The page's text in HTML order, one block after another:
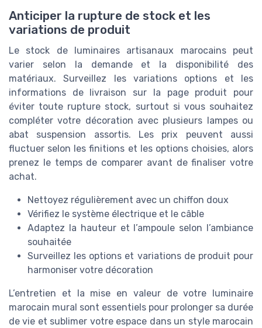
Anticiper la rupture de stock et les
variations de produit
Le stock de luminaires artisanaux marocains peut
varier selon la demande et la disponibilité des
matériaux. Surveillez les variations options et les
informations de livraison sur la page produit pour
éviter toute rupture stock, surtout si vous souhaitez
compléter votre décoration avec plusieurs lampes ou
abat suspension assortis. Les prix peuvent aussi
fluctuer selon les finitions et les options choisies, alors
prenez le temps de comparer avant de finaliser votre
achat.
Nettoyez régulièrement avec un chiffon doux
Vérifiez le système électrique et le câble
Adaptez la hauteur et l’ampoule selon l’ambiance
souhaitée
Surveillez les options et variations de produit pour
harmoniser votre décoration
L’entretien et la mise en valeur de votre luminaire
marocain mural sont essentiels pour prolonger sa durée
de vie et sublimer votre espace dans un style marocain